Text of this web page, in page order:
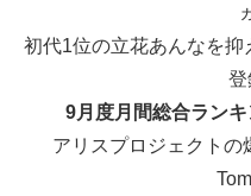
初代1位の立花あんなを
登
9月度月間総合ラン
アリスプロジェクトの